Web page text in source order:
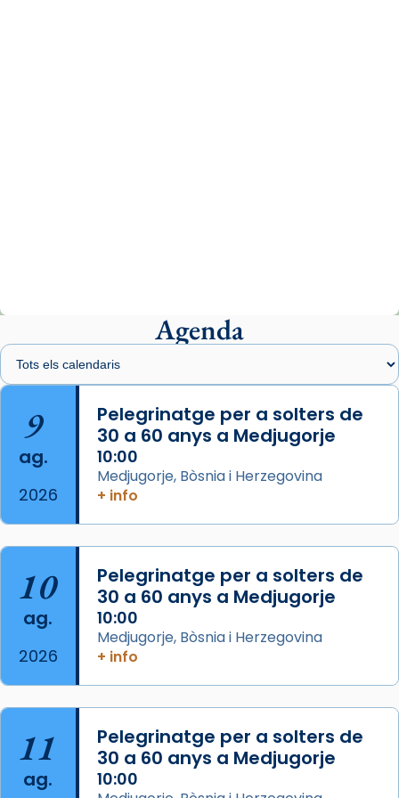
presidit aquest 27 de juliol la missa de Les
Santes de Mataró.
🔗
📸 J. Merino
Photo
View on Facebook ·
de Barcelona.
Aquest dilluns, 27 de juliol, ha tingut lloc la
missa d’acció de gràcies en agraïment al
comitè organitzador de la visita apostòlica
del Sant Pare Lleó XIV a Barcelona, i als
col·laboradors, a la Catedral de Barcelona.
L’arquebisbe de Barcelona, el cardenal Joan
Josep Omella, ha presidit la missa i l’ha
concelebrat el bisbe auxiliar de Barcelona,
Mons. David Abadías.
📸 Dr. G. Simón
Agenda
9
ag.
2026
Pelegrinatge per a solters de
30 a 60 anys a Medjugorje
10:00
Medjugorje, Bòsnia i Herzegovina
+ info
10
ag.
2026
Pelegrinatge per a solters de
30 a 60 anys a Medjugorje
10:00
Medjugorje, Bòsnia i Herzegovina
+ info
11
ag.
Pelegrinatge per a solters de
30 a 60 anys a Medjugorje
10:00